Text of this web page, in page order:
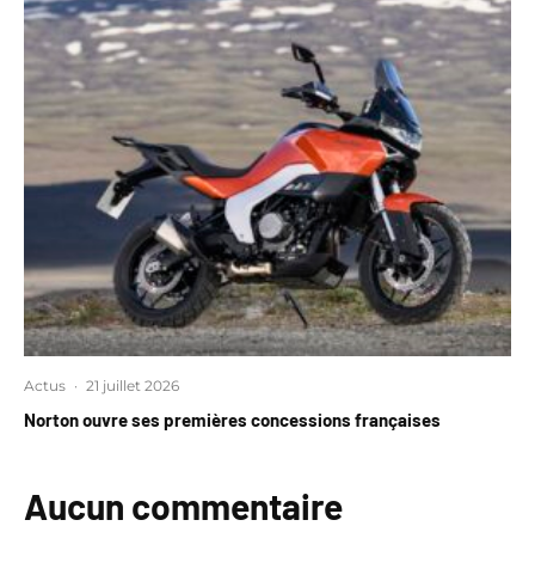
Actus · 21 juillet 2026
Norton ouvre ses premières concessions françaises
Aucun commentaire